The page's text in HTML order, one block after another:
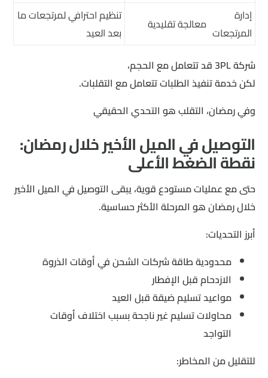
إدارة
المرتجعات معالجة تقليدية
تنظيم احترافي لمرتجعات ما
بعد العيد
شركة 3PL قد تتعامل مع الحجم،
لكن خدمة تنفيذ الطلبات تتعامل مع التقلبات.
وفي رمضان، التقلب هو التحدي الحقيقي
التوصيل في الميل الأخير خلال رمضان:
نقطة الضغط الأعلى
حتى مع عمليات مستودع قوية، يبقى التوصيل في الميل الأخير
خلال رمضان هو المرحلة الأكثر حساسية.
أبرز التحديات:
محدودية طاقة شركات الشحن في أوقات الذروة
الازدحام قبل الإفطار
مواعيد تسليم ضيقة قبل العيد
محاولات تسليم غير ناجحة بسبب اختلاف أوقات
التواجد
للتقليل من المخاطر: